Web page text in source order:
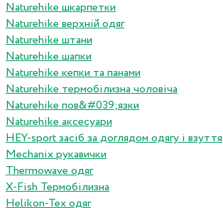
Naturehike шкарпетки
Naturehike верхній одяг
Naturehike штани
Naturehike шапки
Naturehike кепки та панами
Naturehike термобілизна чоловіча
Naturehike пов&#039;язки
Naturehike аксесуари
HEY-sport засіб за доглядом одягу і взуття
Mechanix рукавички
Thermowave одяг
X-Fish Термобілизна
Helikon-Tex одяг